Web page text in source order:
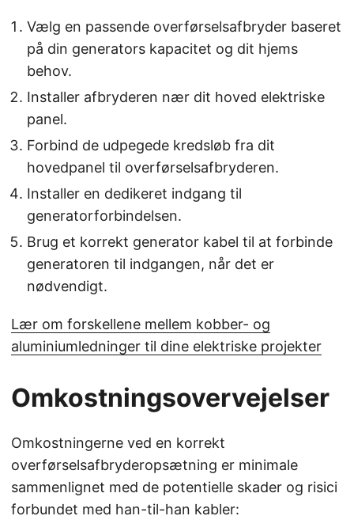
Vælg en passende overførselsafbryder baseret
på din generators kapacitet og dit hjems
behov.
Installer afbryderen nær dit hoved elektriske
panel.
Forbind de udpegede kredsløb fra dit
hovedpanel til overførselsafbryderen.
Installer en dedikeret indgang til
generatorforbindelsen.
Brug et korrekt generator kabel til at forbinde
generatoren til indgangen, når det er
nødvendigt.
Lær om forskellene mellem kobber- og
aluminiumledninger til dine elektriske projekter
Omkostningsovervejelser
Omkostningerne ved en korrekt
overførselsafbryderopsætning er minimale
sammenlignet med de potentielle skader og risici
forbundet med han-til-han kabler: